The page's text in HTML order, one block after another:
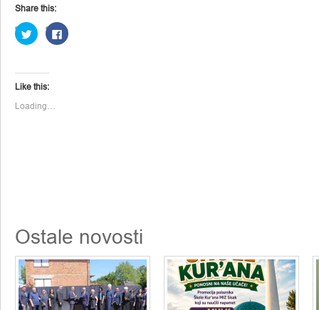
Share this:
Click
to
share
(Opens
in
new
Click
to
Like this:
Loading…
Ostale novosti